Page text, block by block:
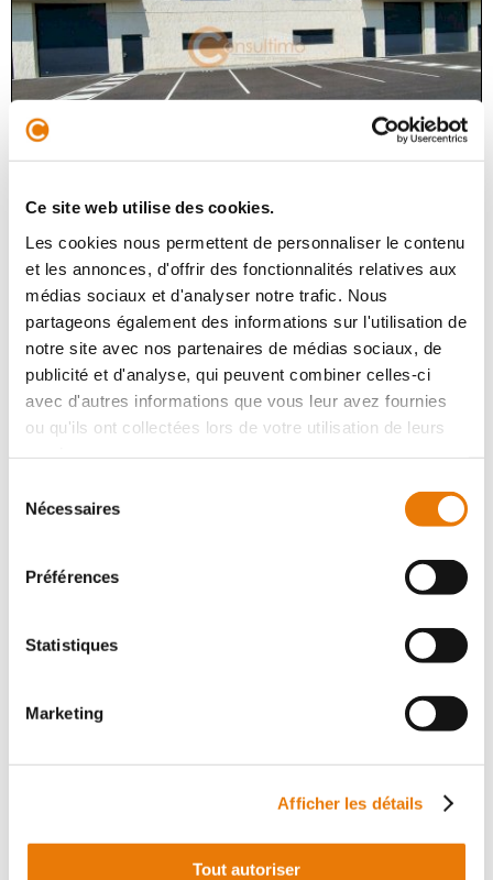
Ce site web utilise des cookies.
Les cookies nous permettent de personnaliser le contenu
et les annonces, d'offrir des fonctionnalités relatives aux
médias sociaux et d'analyser notre trafic. Nous
partageons également des informations sur l'utilisation de
notre site avec nos partenaires de médias sociaux, de
publicité et d'analyse, qui peuvent combiner celles-ci
avec d'autres informations que vous leur avez fournies
ou qu'ils ont collectées lors de votre utilisation de leurs
Nécessaires
Préférences
Statistiques
Marketing
Afficher les détails
Tout autoriser
IZON
A 10 minutes de N89 dans la nouvelle ZA de la Landotte
à IZON, Consultimo vous propose une cellule d'activités
à la vente d'une surface de 175 m². Elle se compose de
140 m² d'espac...
Local d'activité
420 000 €HT
A 10 minutes de N89 dans la nouvelle ZA de la Landotte
d'activités à la vente d'une surface totale de 350m². Elle